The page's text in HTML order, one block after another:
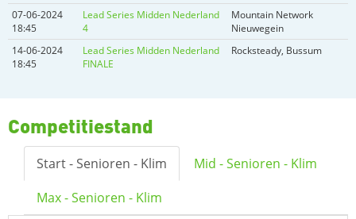
07-06-2024
18:45
Lead Series Midden Nederland
4
Mountain Network
Nieuwegein
14-06-2024
18:45
Lead Series Midden Nederland
FINALE
Rocksteady, Bussum
Competitiestand
Start - Senioren - Klim
Mid - Senioren - Klim
Max - Senioren - Klim